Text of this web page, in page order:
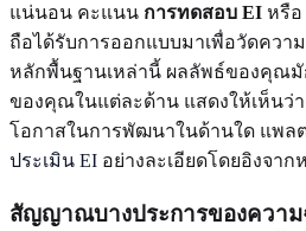
แน่นอน คะแนน การทดสอบ EI หรือ
ถือได้รับการออกแบบมาเพื่อวัดควา
หลักพื้นฐานเหล่านี้ ผลลัพธ์ของคุณมั
ของคุณในแต่ละด้าน แสดงให้เห็นว่
โอกาสในการพัฒนาในด้านใด แพล
ประเมิน EI อย่างละเอียดโดยอิงจา
สัญญาณบางประการของควา